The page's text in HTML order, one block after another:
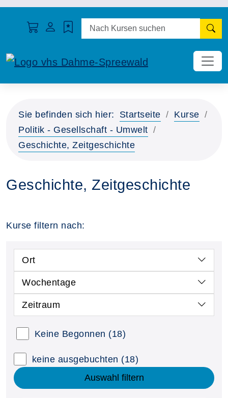
Sie befinden sich hier: Startseite
Kurse
Politik - Gesellschaft - Umwelt
Geschichte, Zeitgeschichte
Geschichte, Zeitgeschichte
Kurse filtern nach:
Ort
Wochentage
Zeitraum
Keine Begonnen (18)
keine ausgebuchten (18)
Auswahl filtern